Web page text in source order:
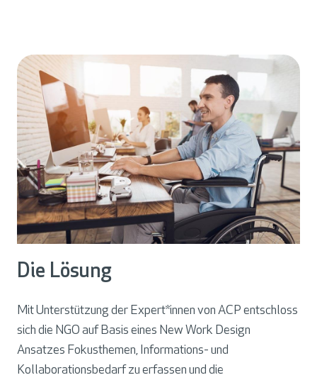
Die Lösung
Mit Unterstützung der Expert*innen von ACP entschloss
sich die NGO auf Basis eines New Work Design
Ansatzes Fokusthemen, Informations- und
Kollaborationsbedarf zu erfassen und die